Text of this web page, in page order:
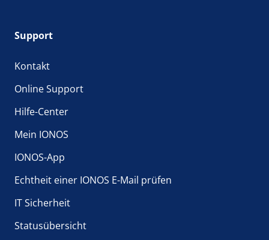
Support
Kontakt
Online Support
Hilfe-Center
Mein IONOS
IONOS-App
Echtheit einer IONOS E-Mail prüfen
IT Sicherheit
Statusübersicht